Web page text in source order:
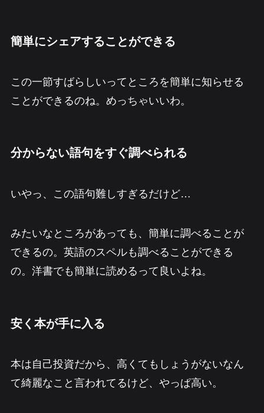
簡単にシェアすることができる
この一節すばらしいってところを簡単に知らせる
ことができるのね。めっちゃいいわ。
分からない語句をすぐ調べられる
いやっ、この語句難しすぎるだけど…
みたいなところがあっても、簡単に調べることが
できるの。英語のスペルも調べることができる
の。洋書でも簡単に読めるって良いよね。
安く本が手に入る
本は自己投資だから、高くてもしょうがないなん
て綺麗なこと言われてるけど、やっぱ高い。